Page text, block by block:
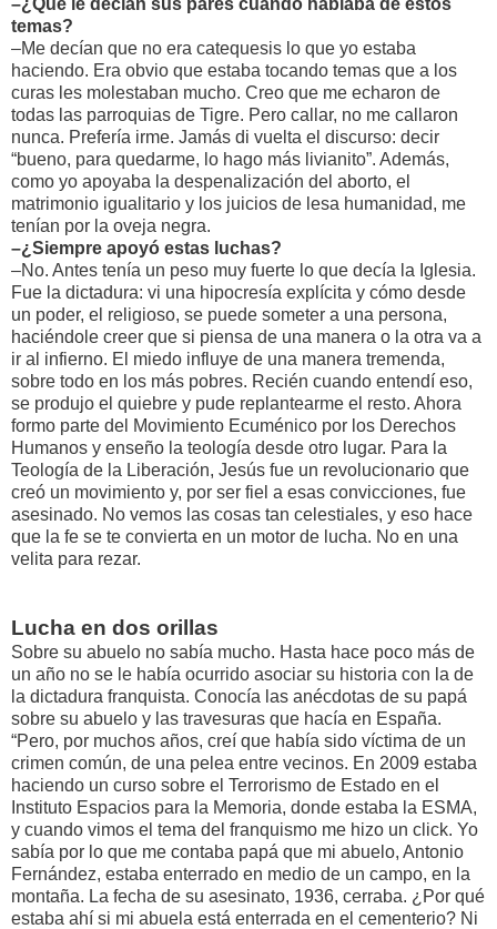
temas?
–Me decían que no era catequesis lo que yo estaba
haciendo. Era obvio que estaba tocando temas que a los
curas les molestaban mucho. Creo que me echaron de
todas las parroquias de Tigre. Pero callar, no me callaron
nunca. Prefería irme. Jamás di vuelta el discurso: decir
“bueno, para quedarme, lo hago más livianito”. Además,
como yo apoyaba la despenalización del aborto, el
matrimonio igualitario y los juicios de lesa humanidad, me
tenían por la oveja negra.
–¿Siempre apoyó estas luchas?
–No. Antes tenía un peso muy fuerte lo que decía la Iglesia.
Fue la dictadura: vi una hipocresía explícita y cómo desde
un poder, el religioso, se puede someter a una persona,
haciéndole creer que si piensa de una manera o la otra va a
ir al infierno. El miedo influye de una manera tremenda,
sobre todo en los más pobres. Recién cuando entendí eso,
se produjo el quiebre y pude replantearme el resto. Ahora
formo parte del Movimiento Ecuménico por los Derechos
Humanos y enseño la teología desde otro lugar. Para la
Teología de la Liberación, Jesús fue un revolucionario que
creó un movimiento y, por ser fiel a esas convicciones, fue
asesinado. No vemos las cosas tan celestiales, y eso hace
que la fe se te convierta en un motor de lucha. No en una
velita para rezar.
Lucha en dos orillas
Sobre su abuelo no sabía mucho. Hasta hace poco más de
un año no se le había ocurrido asociar su historia con la de
la dictadura franquista. Conocía las anécdotas de su papá
sobre su abuelo y las travesuras que hacía en España.
“Pero, por muchos años, creí que había sido víctima de un
crimen común, de una pelea entre vecinos. En 2009 estaba
haciendo un curso sobre el Terrorismo de Estado en el
Instituto Espacios para la Memoria, donde estaba la ESMA,
y cuando vimos el tema del franquismo me hizo un click. Yo
sabía por lo que me contaba papá que mi abuelo, Antonio
Fernández, estaba enterrado en medio de un campo, en la
montaña. La fecha de su asesinato, 1936, cerraba. ¿Por qué
estaba ahí si mi abuela está enterrada en el cementerio? Ni